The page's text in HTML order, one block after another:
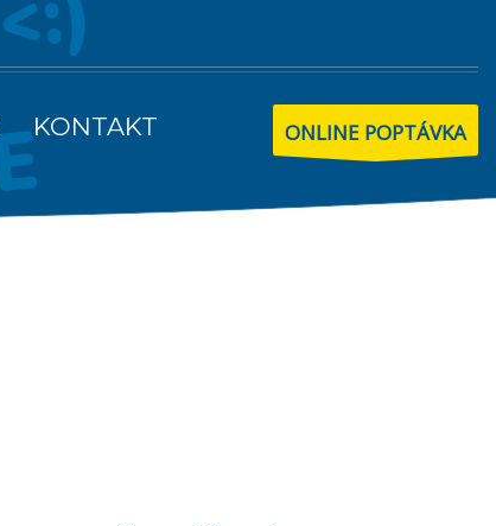
KONTAKT ONLINE POPTÁVKA